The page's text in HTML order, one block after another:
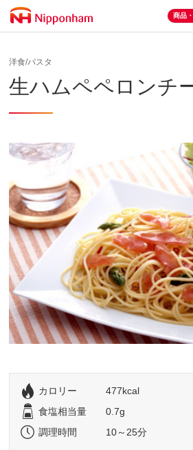
商品
洋食/パスタ
生ハムペペロンチ
カロリー
477kcal
食塩相当量
0.7g
調理時間
10～25分